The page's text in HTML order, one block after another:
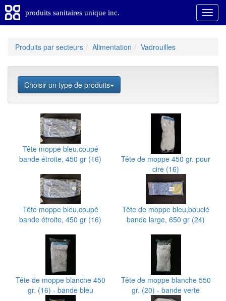
produits sanitaires unique inc.
Produits par secteurs Alimentation Vadrouilles
Choisir un type de produits
Tête moppe bleu,coupé
bande étroite, 450 gr (16)
Tête de moppe 450 gr. pour
cire (16)
Tête moppe bleu,coupé
bande étroite, 450 gr (16)
Tête de moppe bleu,bouclé
bande large, 650 gr (24)
Tête de moppe blanche 450
gr. (16) - bande bleu
Tête de moppe blanche 550
gr. (20) - bande verte